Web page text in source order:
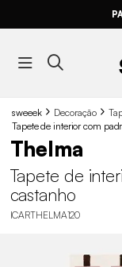
sweeek Decoração
Tapete de interior com
Thelma
Tapete de
castanho
ICARTHELMA120